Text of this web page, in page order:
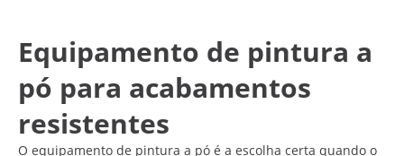
Equipamento de pintura a
pó para acabamentos
resistentes
O equipamento de pintura a pó é a escolha certa quando o